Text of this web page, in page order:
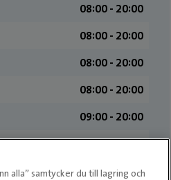
08:00 ­- 20:00
08:00 ­- 20:00
08:00 ­- 20:00
08:00 ­- 20:00
09:00 ­- 20:00
09:00 ­- 20:00
alla” samtycker du till lagring och